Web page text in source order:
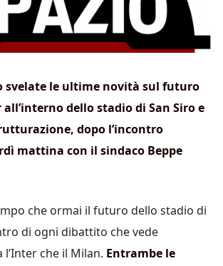
svelate le ultime novità sul futuro
dello stadio di San Siro e
dopo l’incontro
mattina con il sindaco Beppe
che ormai il futuro dello stadio di
di ogni dibattito che vede
che il Milan. Entrambe le